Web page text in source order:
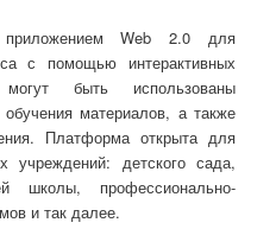
приложением Web 2.0 для
с помощью интерактивных
быть использованы
материалов, а также
Платформа открыта для
учреждений: детского сада,
школы, профессионально-
и так далее.